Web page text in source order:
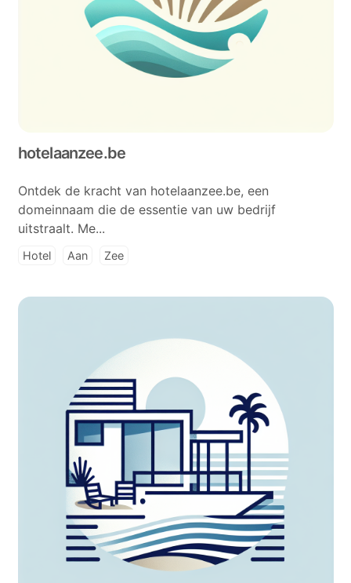
hotelaanzee.be
Ontdek de kracht van hotelaanzee.be, een
domeinnaam die de essentie van uw bedrijf
uitstraalt. Me...
Hotel Aan Zee